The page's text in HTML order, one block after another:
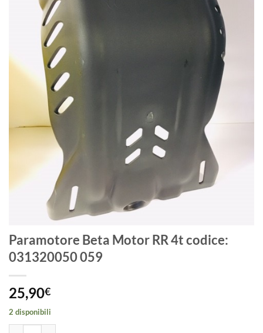
Paramotore Beta Motor RR 4t codice:
031320050 059
25,90€
2 disponibili